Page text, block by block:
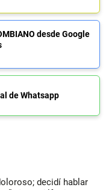
desde Google
de Whatsapp
decidí hablar